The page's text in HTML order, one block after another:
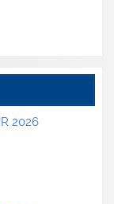
2026